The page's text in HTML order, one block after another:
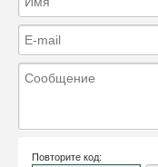
Повторите код: